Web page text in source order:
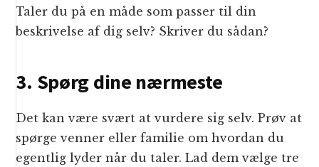
Taler du på en måde som passer til din
beskrivelse af dig selv? Skriver du sådan?
3. Spørg dine nærmeste
Det kan være svært at vurdere sig selv. Prøv at
spørge venner eller familie om hvordan du
egentlig lyder når du taler. Lad dem vælge tre